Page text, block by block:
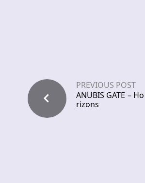
PREVIOUS POST
ANUBIS GATE – Ho
rizons